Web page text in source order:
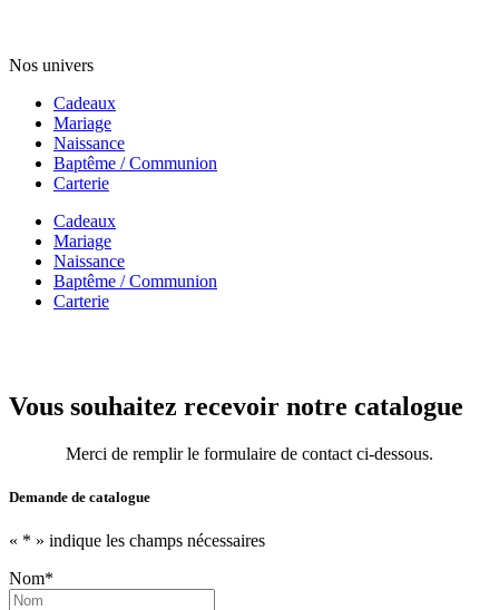
Nos univers
Cadeaux
Mariage
Naissance
Baptême / Communion
Carterie
Cadeaux
Mariage
Naissance
Baptême / Communion
Carterie
Vous souhaitez recevoir notre catalogue
Merci de remplir le formulaire de contact ci-dessous.
Demande de catalogue
« * » indique les champs nécessaires
Nom*